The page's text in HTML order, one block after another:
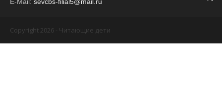
Copyright 2026 - Читающие дети